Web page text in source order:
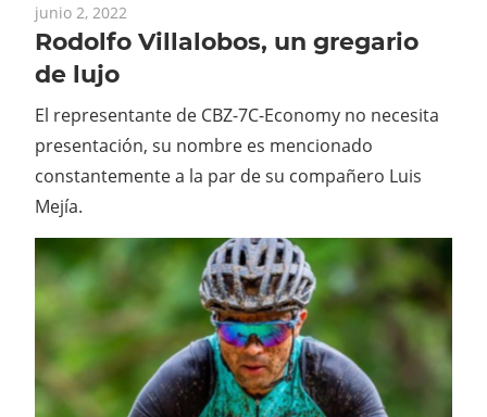
junio 2, 2022
Rodolfo Villalobos, un gregario
de lujo
El representante de CBZ-7C-Economy no necesita
presentación, su nombre es mencionado
constantemente a la par de su compañero Luis
Mejía.